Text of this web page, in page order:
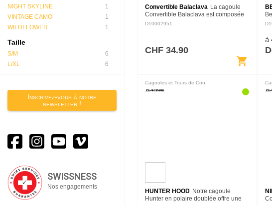
NIGHT SKYLINE
1
VINTAGE CAMO
1
WILDFLOWER
1
Taille
S/M
6
L/XL
6
Inscrivez-vous à notre
newsletter !
SWISSNESS
Nos engagements
Convertible Balaclava La cagoule
Convertible Balaclava est composée
d'une polaire en polyester intgral. Son
D10002951
CHF 34.90
shopping_cart
à
Cagoules et Tours de Cou
HUNTER HOOD Notre cagoule
Hunter en polaire doublée offre une